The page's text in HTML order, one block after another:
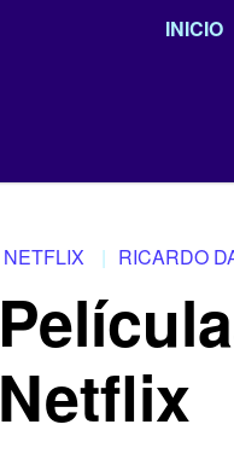
INICIO
NETFLIX RICARDO
Netflix